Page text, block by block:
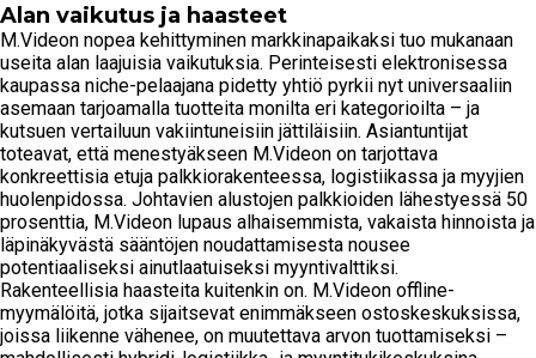
Alan vaikutus ja haasteet
M.Videon nopea kehittyminen markkinapaikaksi tuo mukanaan
useita alan laajuisia vaikutuksia. Perinteisesti elektronisessa
kaupassa niche-pelaajana pidetty yhtiö pyrkii nyt universaaliin
asemaan tarjoamalla tuotteita monilta eri kategorioilta – ja
kutsuen vertailuun vakiintuneisiin jättiläisiin. Asiantuntijat
toteavat, että menestyäkseen M.Videon on tarjottava
konkreettisia etuja palkkiorakenteessa, logistiikassa ja myyjien
huolenpidossa. Johtavien alustojen palkkioiden lähestyessä 50
prosenttia, M.Videon lupaus alhaisemmista, vakaista hinnoista ja
läpinäkyvästä sääntöjen noudattamisesta nousee
potentiaaliseksi ainutlaatuiseksi myyntivalttiksi.
Rakenteellisia haasteita kuitenkin on. M.Videon offline-
myymälöitä, jotka sijaitsevat enimmäkseen ostoskeskuksissa,
joissa liikenne vähenee, on muutettava arvon tuottamiseksi –